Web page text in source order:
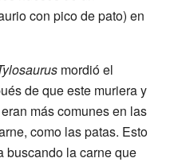
con pico de pato) en
mordió el
de que este muriera y
más comunes en las
como las patas. Esto
buscando la carne que